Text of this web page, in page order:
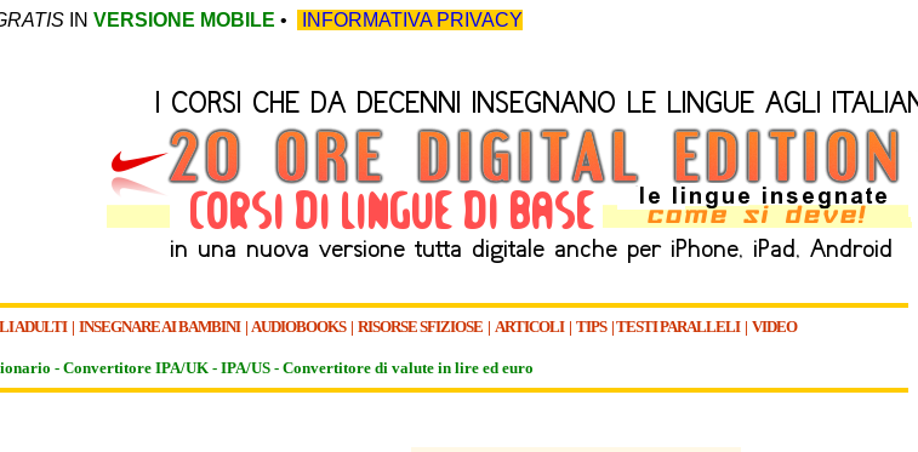
IN VERSIONE MOBILE • INFORMATIVA PRIVACY
ADULTI | INSEGNARE AI BAMBINI| AUDIOBOOKS| RISORSE SFIZIOSE | ARTICOLI| TIPS|TESTI PARALLELI| VIDEO
- Convertitore IPA/UK - IPA/US - Convertitore di valute in lire ed euro